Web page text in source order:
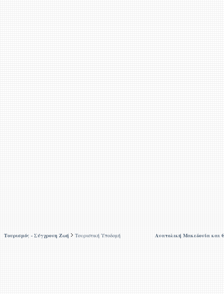
Τουρισμός - Σύγχρονη Ζωή Τουριστική Υποδομή Ανατολική Μακεδονία και